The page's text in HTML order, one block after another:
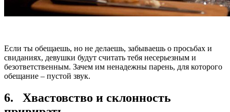
Если ты обещаешь, но не делаешь, забываешь о просьбах и
свиданиях, девушки будут считать тебя несерьезным и
безответственным. Зачем им ненадежны парень, для которого
обещание – пустой звук.
6. Хвастовство и склонность